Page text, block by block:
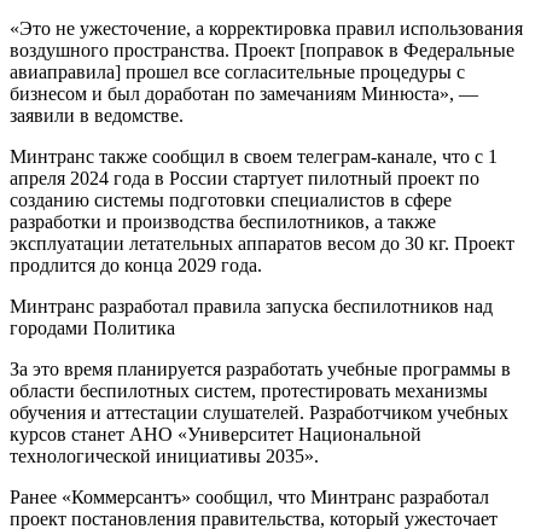
«Это не ужесточение, а корректировка правил использования
воздушного пространства. Проект [поправок в Федеральные
авиаправила] прошел все согласительные процедуры с
бизнесом и был доработан по замечаниям Минюста», —
заявили в ведомстве.
Минтранс также сообщил в своем телеграм-канале, что с 1
апреля 2024 года в России стартует пилотный проект по
созданию системы подготовки специалистов в сфере
разработки и производства беспилотников, а также
эксплуатации летательных аппаратов весом до 30 кг. Проект
продлится до конца 2029 года.
Минтранс разработал правила запуска беспилотников над
городами Политика
За это время планируется разработать учебные программы в
области беспилотных систем, протестировать механизмы
обучения и аттестации слушателей. Разработчиком учебных
курсов станет АНО «Университет Национальной
технологической инициативы 2035».
Ранее «Коммерсантъ» сообщил, что Минтранс разработал
проект постановления правительства, который ужесточает